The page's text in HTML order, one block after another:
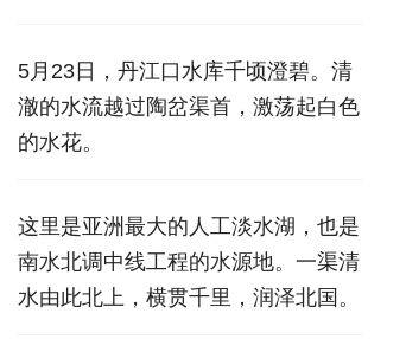
5月23日，丹江口水库千顷澄碧。清
澈的水流越过陶岔渠首，激荡起白色
的水花。
这里是亚洲最大的人工淡水湖，也是
南水北调中线工程的水源地。一渠清
水由此北上，横贯千里，润泽北国。